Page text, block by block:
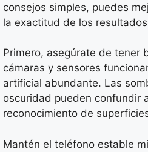
consejos simples, puedes
la exactitud de los
Primero, asegúrate de tener
cámaras y sensores
artificial abundante. Las
oscuridad pueden confundir
reconocimiento de
Mantén el teléfono estable